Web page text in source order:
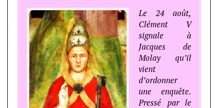
Le 24 août,
Clément V
signale à
Jacques de
Molay qu’il
vient
d’ordonner
une enquête.
Pressé par le